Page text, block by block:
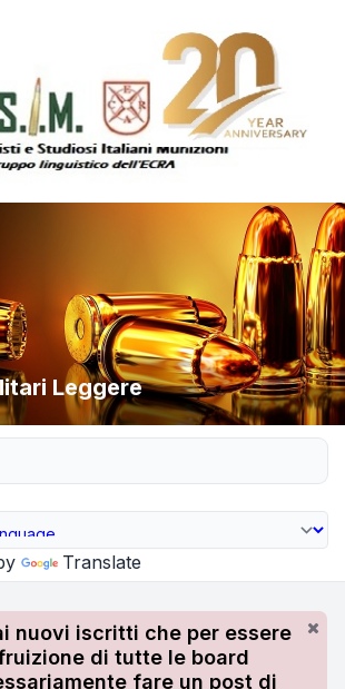
Leggere
Translate
nuovi iscritti che per essere
di tutte le board
fare un post di